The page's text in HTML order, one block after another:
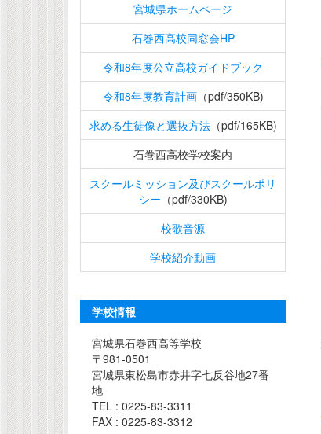
宮城県ホームページ
石巻西高校同窓会HP
令和8年度公立高校ガイドブック
令和8年度教育計画（pdf/350KB)
求める生徒像と選抜方法（pdf/165KB)
石巻西高校学校案内
スクールミッション及びスクールポリ
シー （pdf/330KB)
校歌音源
学校紹介動画
学校情報
宮城県石巻西高等学校
〒981-0501
宮城県東松島市赤井字七反谷地27番
地
TEL : 0225-83-3311
FAX : 0225-83-3312